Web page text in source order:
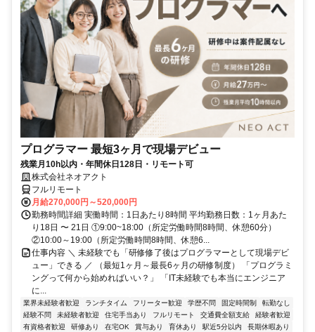
プログラマー 最短3ヶ月で現場デビュー
残業月10h以内・年間休日128日・リモート可
株式会社ネオアクト
フルリモート
月給270,000円～520,000円
勤務時間詳細 実働時間：1日あたり8時間 平均勤務日数：1ヶ月あた
り18日 〜 21日 ①9:00~18:00（所定労働時間8時間、休憩60分）
②10:00～19:00（所定労働時間8時間、休憩6...
仕事内容 ＼ 未経験でも「研修修了後はプログラマーとして現場デビ
ュー」できる ／ （最短1ヶ月～最長6ヶ月の研修制度） 「プログラミ
ングって何から始めればいい？」 「IT未経験でも本当にエンジニア
に...
業界未経験者歓迎 ランチタイム フリーター歓迎 学歴不問 固定時間制
転勤なし
経験不問
未経験者歓迎 住宅手当あり フルリモート 交通費全額支給
経験者歓迎
有資格者歓迎
研修あり 在宅OK 賞与あり 育休あり 駅近5分以内
長期休暇あり